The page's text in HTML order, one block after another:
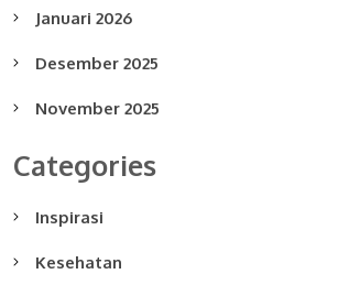
Januari 2026
Desember 2025
November 2025
Categories
Inspirasi
Kesehatan